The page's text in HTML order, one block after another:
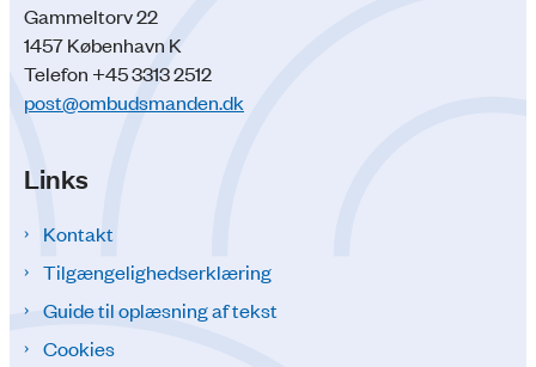
Gammeltorv 22
1457 København K
Telefon +45 3313 2512
post@ombudsmanden.dk
Links
Kontakt
Tilgængelighedserklæring
Guide til oplæsning af tekst
Cookies